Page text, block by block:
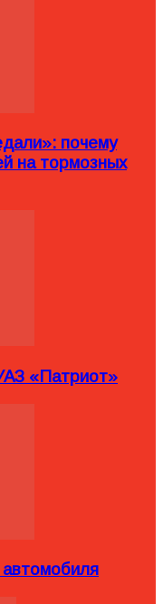
почему
на тормозных
«Патриот»